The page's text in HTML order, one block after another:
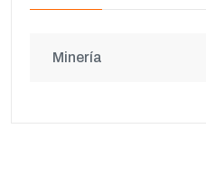
Minería